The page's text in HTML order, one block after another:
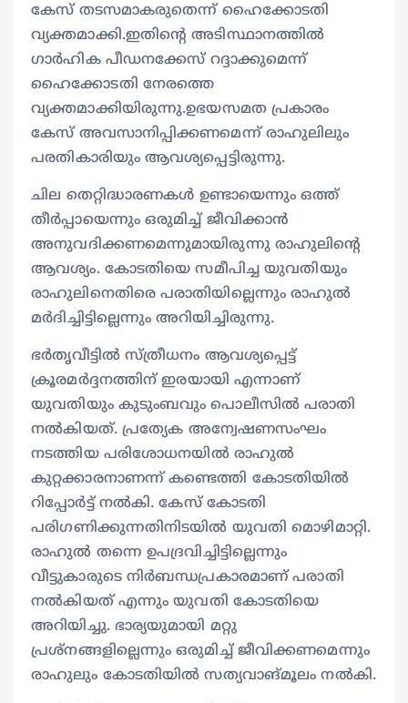
കേസ് തടസമാകരുതെന്ന് ഹൈക്കോടതി
വ്യക്തമാക്കി.ഇതിന്റെ അടിസ്ഥാനത്തില്‍
ഗാര്‍ഹിക പീഡനക്കേസ് റദ്ദാക്കുമെന്ന്
ഹൈക്കോടതി നേരത്തെ
വ്യക്തമാക്കിയിരുന്നു.ഉഭയസമത പ്രകാരം
കേസ് അവസാനിപ്പിക്കണമെന്ന് രാഹുലിലും
പരതികാരിയും ആവശ്യപ്പെട്ടിരുന്നു.
ചില തെറ്റിദ്ധാരണകൾ ഉണ്ടായെന്നും ഒത്ത്
തീർപ്പായെന്നും ഒരുമിച്ച് ജീവിക്കാൻ
അനുവദിക്കണമെന്നുമായിരുന്നു രാഹുലിന്റെ
ആവശ്യം. കോടതിയെ സമീപിച്ച യുവതിയും
രാഹുലിനെതിരെ പരാതിയില്ലെന്നും രാഹുൽ
മർദിച്ചിട്ടില്ലെന്നും അറിയിച്ചിരുന്നു.
ഭർതൃവീട്ടിൽ സ്ത്രീധനം ആവശ്യപ്പെട്ട്
ക്രൂരമർദ്ദനത്തിന് ഇരയായി എന്നാണ്
യുവതിയും കുടുംബവും പൊലീസിൽ പരാതി
നൽകിയത്. പ്രത്യേക അന്വേഷണസംഘം
നടത്തിയ പരിശോധനയിൽ രാഹുൽ
കുറ്റക്കാരനാണന്ന് കണ്ടെത്തി കോടതിയിൽ
റിപ്പോർട്ട് നൽകി. കേസ് കോടതി
പരിഗണിക്കുന്നതിനിടയിൽ യുവതി മൊഴിമാറ്റി.
രാഹുൽ തന്നെ ഉപദ്രവിച്ചിട്ടില്ലെന്നും
വീട്ടുകാരുടെ നിർബന്ധപ്രകാരമാണ് പരാതി
നൽകിയത് എന്നും യുവതി കോടതിയെ
അറിയിച്ചു. ഭാര്യയുമായി മറ്റു
പ്രശ്നങ്ങളില്ലെന്നും ഒരുമിച്ച് ജീവിക്കണമെന്നും
രാഹുലും കോടതിയിൽ സത്യവാങ്മൂലം നൽകി.